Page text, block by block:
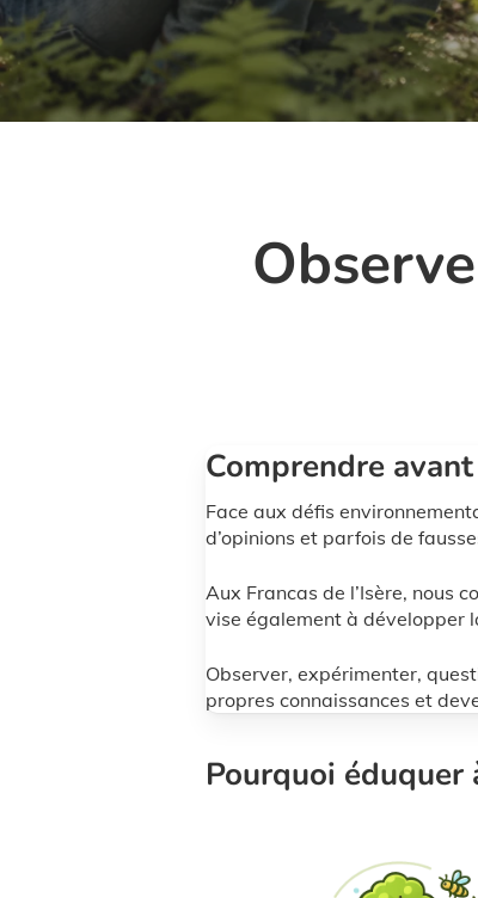
Comprendre
Face aux défis
d’opinions et parfois de
Aux Francas de l’Isère, nous
vise également à développer
Observer, expérimenter,
propres connaissances et
Pourquoi éduquer